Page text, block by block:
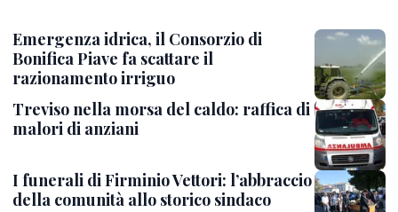
Emergenza idrica, il Consorzio di
Bonifica Piave fa scattare il
razionamento irriguo
Treviso nella morsa del caldo: raffica di
malori di anziani
I funerali di Firminio Vettori: l’abbraccio
della comunità allo storico sindaco